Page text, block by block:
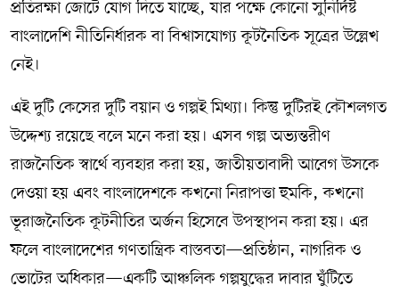
প্রতিরক্ষা জোটে যোগ দিতে যাচ্ছে, যার পক্ষে কোনো সুনির্দিষ্ট
বাংলাদেশি নীতিনির্ধারক বা বিশ্বাসযোগ্য কূটনৈতিক সূত্রের উল্লেখ
নেই।
এই দুটি কেসের দুটি বয়ান ও গল্পই মিথ্যা। কিন্তু দুটিরই কৌশলগত
উদ্দেশ্য রয়েছে বলে মনে করা হয়। এসব গল্প অভ্যন্তরীণ
রাজনৈতিক স্বার্থে ব্যবহার করা হয়, জাতীয়তাবাদী আবেগ উসকে
দেওয়া হয় এবং বাংলাদেশকে কখনো নিরাপত্তা হুমকি, কখনো
ভূরাজনৈতিক কূটনীতির অর্জন হিসেবে উপস্থাপন করা হয়। এর
ফলে বাংলাদেশের গণতান্ত্রিক বাস্তবতা—প্রতিষ্ঠান, নাগরিক ও
ভোটের অধিকার—একটি আঞ্চলিক গল্পযুদ্ধের দাবার ঘুঁটিতে